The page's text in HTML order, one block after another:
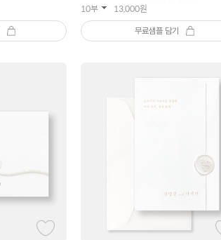
10부 13,000원
무료샘플 담기